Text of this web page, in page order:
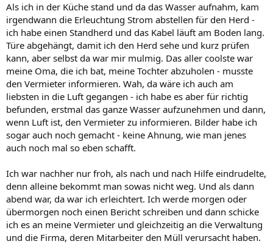
Als ich in der Küche stand und da das Wasser aufnahm, kam
irgendwann die Erleuchtung Strom abstellen für den Herd -
ich habe einen Standherd und das Kabel läuft am Boden lang.
Türe abgehängt, damit ich den Herd sehe und kurz prüfen
kann, aber selbst da war mir mulmig. Das aller coolste war
meine Oma, die ich bat, meine Tochter abzuholen - musste
den Vermieter informieren. Wah, da wäre ich auch am
liebsten in die Luft gegangen - ich habe es aber für richtig
befunden, erstmal das ganze Wasser aufzunehmen und dann,
wenn Luft ist, den Vermieter zu informieren. Bilder habe ich
sogar auch noch gemacht - keine Ahnung, wie man jenes
auch noch mal so eben schafft.
Ich war nachher nur froh, als nach und nach Hilfe eindrudelte,
denn alleine bekommt man sowas nicht weg. Und als dann
abend war, da war ich erleichtert. Ich werde morgen oder
übermorgen noch einen Bericht schreiben und dann schicke
ich es an meine Vermieter und gleichzeitig an die Verwaltung
und die Firma, deren Mitarbeiter den Müll verursacht haben.